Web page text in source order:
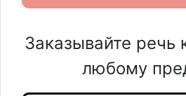
Заказывайте речь
любому